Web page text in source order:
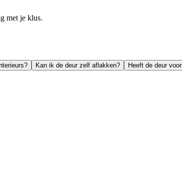
met je klus.
Kan ik de deur zelf aflakken?
Heeft de deur